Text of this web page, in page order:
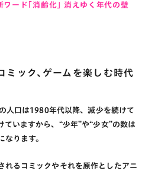
ード「消齢化」 消えゆく年代の壁
ミック、ゲームを楽しむ時代
人口は1980年代以降、減少を続けて
ていますから、“少年”や“少女”の数は
なります。
れるコミックやそれを原作としたアニ